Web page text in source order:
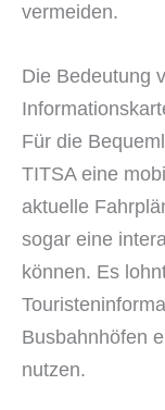
vermeiden.
Die Bedeutung
Für die
TITSA eine
aktuelle
sogar eine
können. Es
Busbahnhöfen
nutzen.